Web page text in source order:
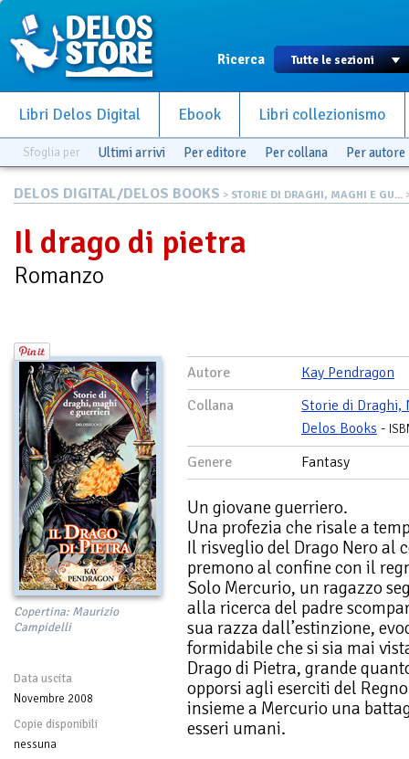
Ricerca
Libri Delos Digital Ebook Libri collezionismo
Sfoglia per Ultimi arrivi Per editore Per collana Per autore
DELOS DIGITAL/DELOS BOOKS > STORIE DI DRAGHI, MAGHI E GU...
Il drago di pietra
Romanzo
Copertina: Maurizio
Campidelli
Data uscita
Novembre 2008
Copie disponibili
nessuna
Autore
Kay Pendragon
Collana
Storie di Draghi,
Delos Books -
Genere Fantasy
Un giovane guerriero.
Una profezia che risale a
Il risveglio del Drago Nero al
premono al confine con il
Solo Mercurio, un ragazzo
alla ricerca del padre
sua razza dall’estinzione,
formidabile che si sia mai
Drago di Pietra, grande
opporsi agli eserciti del
insieme a Mercurio una
esseri umani.